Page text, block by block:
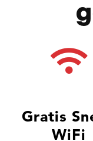
Gratis
WiFi